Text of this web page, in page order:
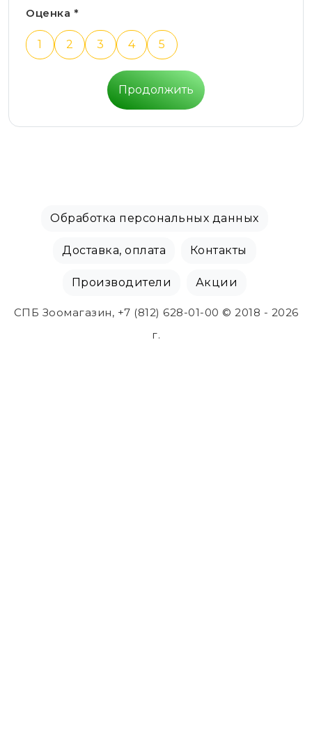
Оценка *
1 2 3 4 5
Продолжить
Обработка персональных данных
Доставка, оплата Контакты
Производители Акции
СПБ Зоомагазин, +7 (812) 628-01-00 © 2018 - 2026
г.